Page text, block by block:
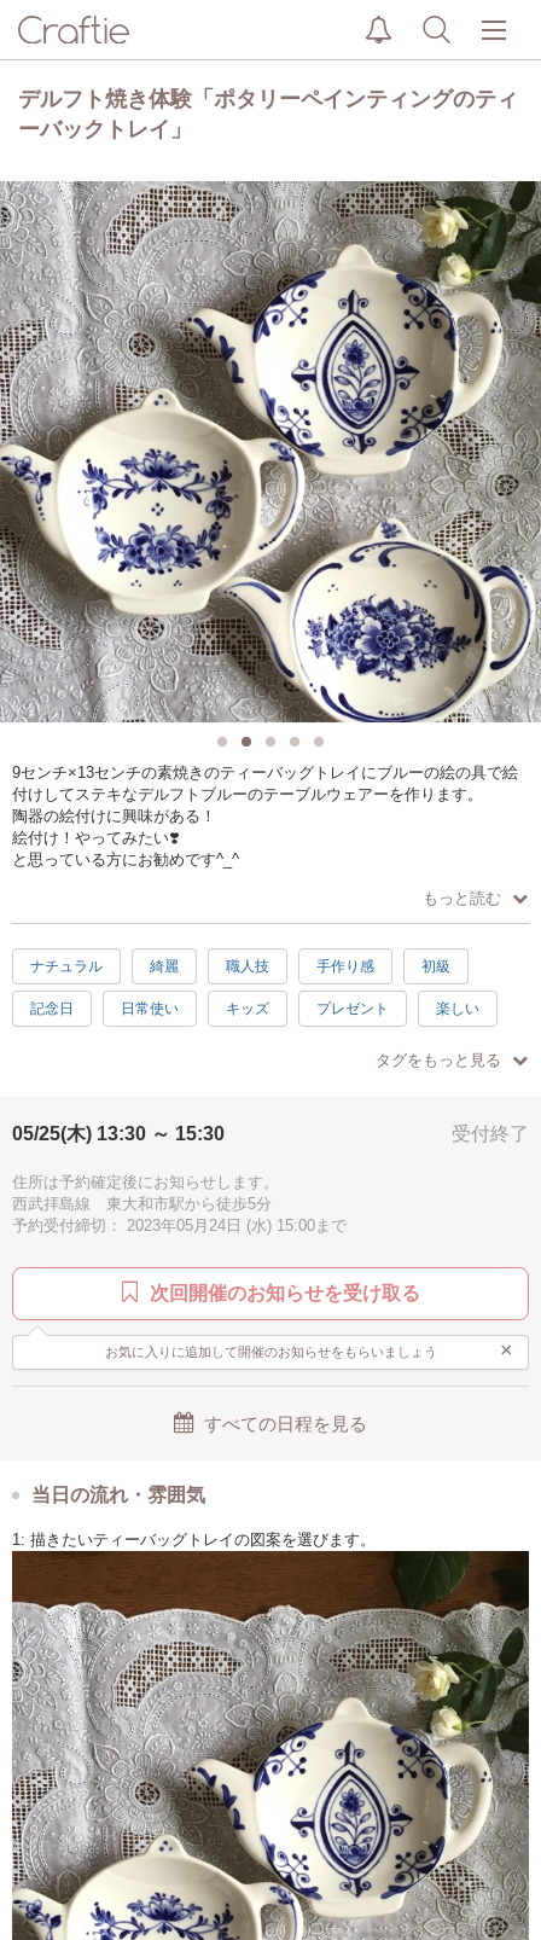
デルフト焼き体験「ポタリーペインティングのティ
ーバックトレイ」
9センチ×13センチの素焼きのティーバッグトレイにブルーの絵の具で絵
付けしてステキなデルフトブルーのテーブルウェアーを作ります。
陶器の絵付けに興味がある！
絵付け！やってみたい❣️
と思っている方にお勧めです^_^
オランダの伝統工芸デルフト焼を学びながら、どなたでも簡単に話題の
絵付を体験できます。
絵付けしたティーバッグトレイは工房に持ち帰り透明な釉薬をかけて
1000度で焼成いたします。
出来上がりは教室に取りに来ていただくか、
あなたのアイデア次第で使い方が広がります。
ぜひ、オランダ伝統工芸デルフト焼を
お気軽に体験してください^_^
お子様の参加も大歓迎です！
パターンを使わずご自身で自由に描いていただきます。
日付けを入れれば、貴重な成長の記録になりますね。
所要時間は1時間30分です。
ワークショップ時間内のご都合の良い時間をお知らせ下さい。
もっと読む
ナチュラル 綺麗 職人技 手作り感 初級
記念日 日常使い キッズ プレゼント 楽しい
癒し ハッピー
シニア歓迎 オンライン開催
駅近 汚れない 手ぶらOK
タグをもっと見る
受付終了
05/25(木) 13:30 ～ 15:30
住所は予約確定後にお知らせします。
西武拝島線 東大和市駅から徒歩5分
予約受付締切： 2023年05月24日 (水) 15:00まで
次回開催のお知らせを受け取る
お気に入りに追加して開催のお知らせをもらいましょう ×
すべての日程を見る
当日の流れ・雰囲気
1: 描きたいティーバッグトレイの図案を選びます。